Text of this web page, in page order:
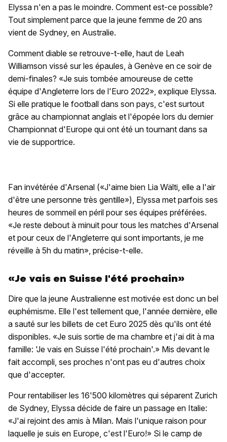
Elyssa n'en a pas le moindre. Comment est-ce possible?
Tout simplement parce que la jeune femme de 20 ans
vient de Sydney, en Australie.
Comment diable se retrouve-t-elle, haut de Leah
Williamson vissé sur les épaules, à Genève en ce soir de
demi-finales? «Je suis tombée amoureuse de cette
équipe d'Angleterre lors de l'Euro 2022», explique Elyssa.
Si elle pratique le football dans son pays, c'est surtout
grâce au championnat anglais et l'épopée lors du dernier
Championnat d'Europe qui ont été un tournant dans sa
vie de supportrice.
Fan invétérée d'Arsenal («J'aime bien Lia Wälti, elle a l'air
d'être une personne très gentille»), Elyssa met parfois ses
heures de sommeil en péril pour ses équipes préférées.
«Je reste debout à minuit pour tous les matches d'Arsenal
et pour ceux de l'Angleterre qui sont importants, je me
réveille à 5h du matin», précise-t-elle.
«Je vais en Suisse l'été prochain»
Dire que la jeune Australienne est motivée est donc un bel
euphémisme. Elle l'est tellement que, l'année dernière, elle
a sauté sur les billets de cet Euro 2025 dès qu'ils ont été
disponibles. «Je suis sortie de ma chambre et j'ai dit à ma
famille: 'Je vais en Suisse l'été prochain'.» Mis devant le
fait accompli, ses proches n'ont pas eu d'autres choix
que d'accepter.
Pour rentabiliser les 16'500 kilomètres qui séparent Zurich
de Sydney, Elyssa décide de faire un passage en Italie:
«J'ai rejoint des amis à Milan. Mais l'unique raison pour
laquelle je suis en Europe, c'est l'Euro!» Si le camp de